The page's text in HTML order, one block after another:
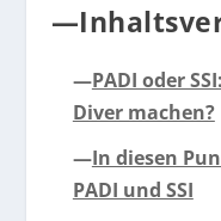
—PADI oder
Diver machen?
—In diesen
PADI und SSI